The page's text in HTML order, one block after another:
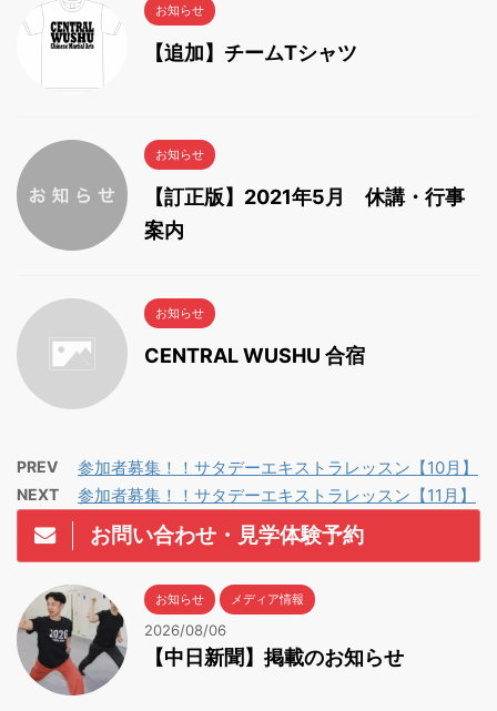
お知らせ
【追加】チームTシャツ
お知らせ
【訂正版】2021年5月 休講・行事
案内
お知らせ
CENTRAL WUSHU 合宿
PREV 参加者募集！！サタデーエキストラレッスン【10月】
NEXT 参加者募集！！サタデーエキストラレッスン【11月】
お問い合わせ・見学体験予約
お知らせ メディア情報
2026/08/06
【中日新聞】掲載のお知らせ